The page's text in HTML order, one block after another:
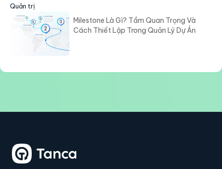
Quản trị
Milestone Là Gì? Tầm Quan Trọng Và
Cách Thiết Lập Trong Quản Lý Dự Án